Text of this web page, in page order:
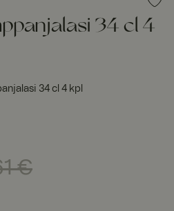
34 cl 4
34 cl 4 kpl
Edellinen hinta
€